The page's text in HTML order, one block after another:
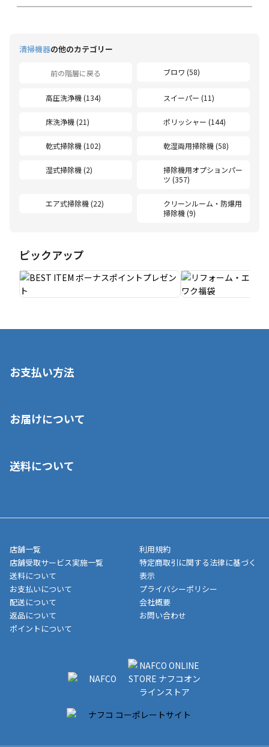
清掃機器の他のカテゴリー
前の階層に戻る ブロワ (58)
高圧洗浄機 (134) スイーパー (11)
床洗浄機 (21) ポリッシャー (144)
乾式掃除機 (102) 乾湿両用掃除機 (58)
湿式掃除機 (2)
掃除機用オプションパー
ツ (357)
エア式掃除機 (22)
クリーンルーム・防爆用
掃除機 (9)
ピックアップ
お支払い方法
いいただくことはできません。ご了承ください。
■代金引換(代引)※手数料がかかります
■商品によっては一部決済方法が使用できない場合がございま
す。
お届けについて
ご注文が確認出来次第、1～4営業日に発送いたします。「お取り
メーカー直送品など一部商品については、その他商品との購入に
制限がかかる場合がございます。また発送日についても、通常と
異なる場合がございます。対象商品の説明ページをご確認くださ
い。
■店舗受取をご選択いただいた場合
ご注文が確認出来次第、お受取される店舗在庫を使用してご準備
をさせていただきます。店舗に在庫がない場合は店舗よりお取り
いただく場合がございます。店舗準備でのお渡しとなる為、商品
のみの受け渡しとなります。（箱や納品書は付属しておりませ
ん）店舗で準備が出来次第、メールにてご連絡させていただきま
送料について
店舗一覧
店舗受取サービス実施一覧
送料について
お支払いについて
配送について
返品について
ポイントについて
利用規約
特定商取引に関する法律に基づく
表示
プライバシーポリシー
会社概要
お問い合わせ